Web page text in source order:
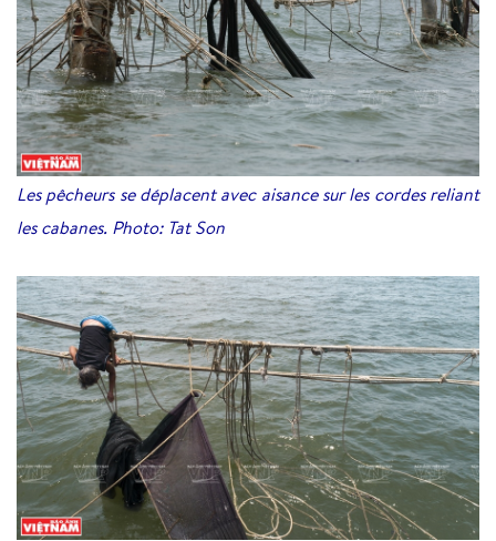
Les pêcheurs se déplacent avec aisance sur les cordes reliant
les cabanes. Photo: Tat Son